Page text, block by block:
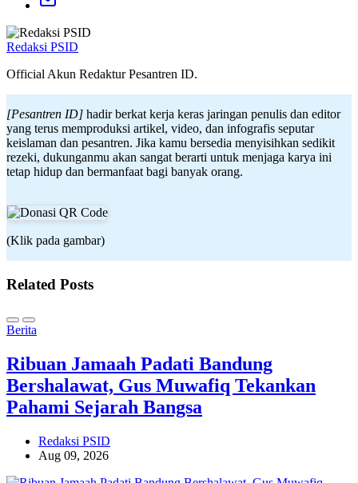
Redaksi PSID
Official Akun Redaktur Pesantren ID.
[Pesantren ID] hadir berkat kerja keras jaringan penulis dan editor
yang terus memproduksi artikel, video, dan infografis seputar
keislaman dan pesantren. Jika kamu bersedia menyisihkan sedikit
rezeki, dukunganmu akan sangat berarti untuk menjaga karya ini
tetap hidup dan bermanfaat bagi banyak orang.
(Klik pada gambar)
Related Posts
Berita
Ribuan Jamaah Padati Bandung
Bershalawat, Gus Muwafiq Tekankan
Pahami Sejarah Bangsa
Redaksi PSID
Aug 09, 2026